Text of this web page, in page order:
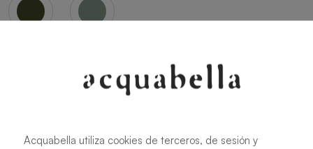
Acquabella utiliza cookies de terceros, de sesión y